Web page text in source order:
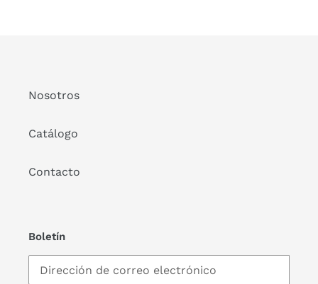
Nosotros
Catálogo
Contacto
Boletín